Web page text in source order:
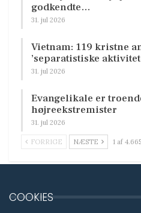
godkendte…
31. jul 2026
Vietnam: 119 kristne
’separatistiske
31. jul 2026
Evangelikale er
højreekstremister
31. jul 2026
FORRIGE NÆSTE 1 af 4.665
COOKIES